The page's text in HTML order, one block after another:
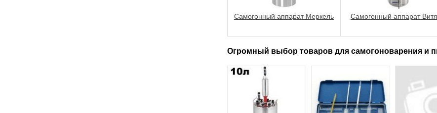
Самогонный аппарат Меркель Самогонный аппарат
Огромный выбор товаров для самогоноварения и